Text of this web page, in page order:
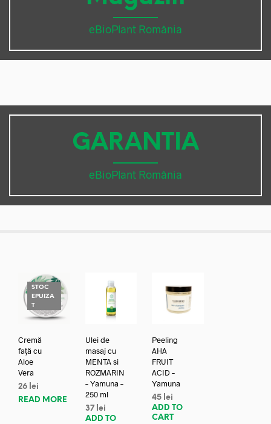
eBioPlant România
GARANTIA
eBioPlant România
STOC
EPUIZA
T
Cremă
față cu
Aloe
Vera
26 lei
READ MORE
Ulei de
masaj cu
MENTA si
ROZMARIN
– Yamuna –
250 ml
37 lei
ADD TO
Peeling
AHA
FRUIT
ACID –
Yamuna
45 lei
ADD TO
CART